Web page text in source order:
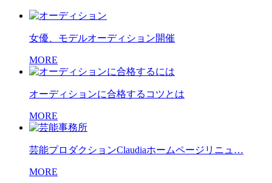
女優、モデルオーディション開催
MORE
オーディションに合格するコツとは
MORE
芸能プロダクションClaudiaホームページリニュ…
MORE